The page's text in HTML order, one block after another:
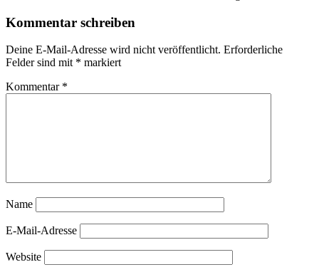
Kommentar schreiben
Deine E-Mail-Adresse wird nicht veröffentlicht. Erforderliche
Felder sind mit * markiert
Kommentar *
Name
E-Mail-Adresse
Website